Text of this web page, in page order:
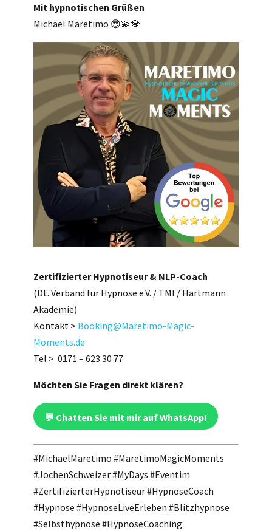
Mit hypnotischen Grüßen
Michael Maretimo 😎💫💎
Zertifizierter Hypnotiseur & NLP-Coach
​​​​​​​(Dt. Verband für Hypnose e.V. / TMI / Hartmann
Akademie)
Kontakt > Booking@Maretimo-Magic-
Moments.de
Tel > 0171 – 623 30 77
Möchten Sie Fragen direkt klären?
💬 Chatten Sie mit mir auf WhatsApp!
#MichaelMaretimo #MaretimoMagicMoments
#JochenSchweizer #MyDays #Eventim
#ZertifizierterHypnotiseur #HypnoseCoach
#Hypnose #HypnoseLiveErleben #Blitzhypnose
#Selbsthypnose #HypnoseCoaching